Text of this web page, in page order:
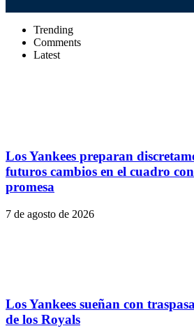
Trending
Comments
Latest
Los Yankees preparan
futuros cambios en el cuadro
promesa
7 de agosto de 2026
Los Yankees sueñan con
de los Royals